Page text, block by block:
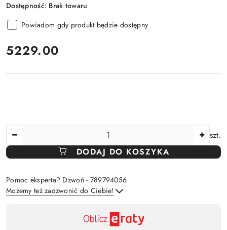
Dostępność: Brak towaru
Powiadom gdy produkt będzie dostępny
cena:
5229.00
szt.
DODAJ DO KOSZYKA
Pomoc eksperta? Dzwoń - 789794056
Możemy też zadzwonić do Ciebie!